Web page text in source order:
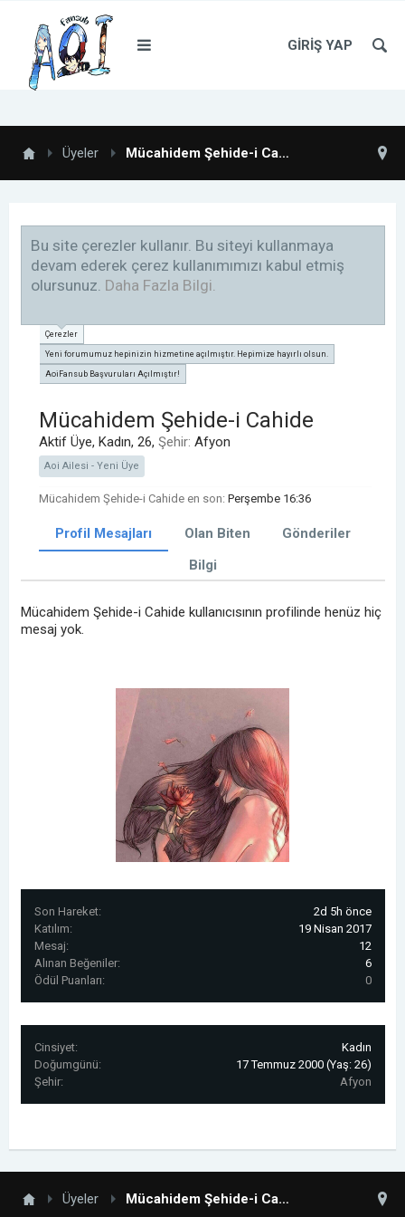
GIRIŞ YAP
Üyeler Mücahidem Şehide-i Cahide
Bu site çerezler kullanır. Bu siteyi kullanmaya
devam ederek çerez kullanımımızı kabul etmiş
olursunuz. Daha Fazla Bilgi.
Çerezler
Yeni forumumuz hepinizin hizmetine açılmıştır. Hepimize hayırlı olsun.
AoiFansub Başvuruları Açılmıştır!
Son Hareket:
2d 5h önce
Katılım:
19 Nisan 2017
Mesaj:
12
Alınan Beğeniler:
6
Ödül Puanları:
0
Cinsiyet:
Kadın
Doğumgünü:
17 Temmuz 2000 (Yaş: 26)
Şehir:
Afyon
Mücahidem Şehide-i Cahide
Aktif Üye, Kadın, 26, Şehir: Afyon
Aoi Ailesi - Yeni Üye
Mücahidem Şehide-i Cahide en son: Perşembe 16:36
Profil Mesajları Olan Biten
Gönderiler
Bilgi
Mücahidem Şehide-i Cahide kullanıcısının profilinde henüz hiç
mesaj yok.
Üyeler Mücahidem Şehide-i Cahide